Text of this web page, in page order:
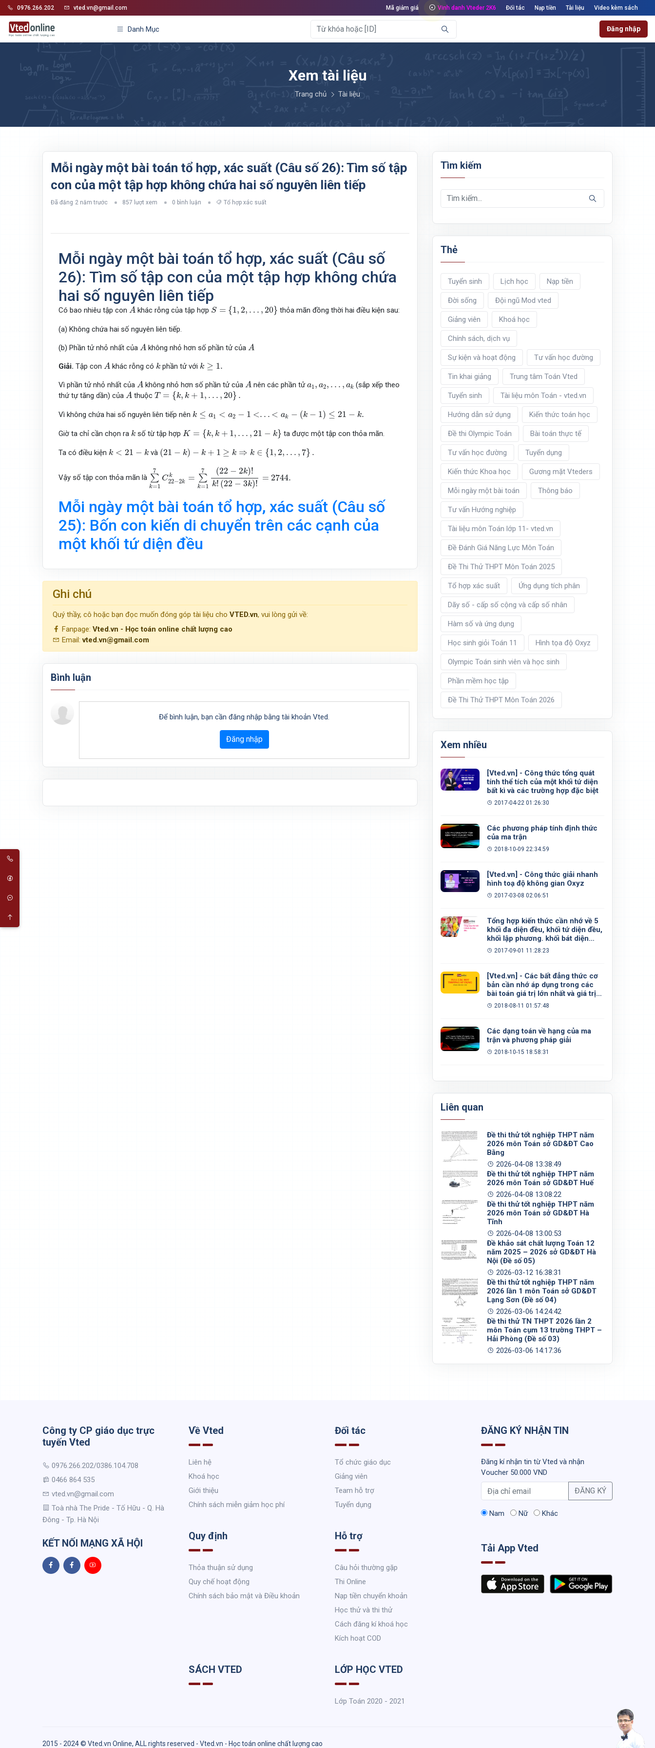
0976.266.202 vted.vn@gmail.com Mã giảm giá Vinh danh Vteder 2K6 Đối tác Nạp tiền Tài liệu Video kèm sách
Danh Mục Đăng nhập
Xem tài liệu
Trang chủ Tài liệu
Mỗi ngày một bài toán tổ hợp, xác suất (Câu số 26): Tìm số tập
con của một tập hợp không chứa hai số nguyên liên tiếp
Đã đăng 2 năm trước 857 lượt xem 0 bình luận Tổ hợp xác suất
Mỗi ngày một bài toán tổ hợp, xác suất (Câu số
26): Tìm số tập con của một tập hợp không chứa
hai số nguyên liên tiếp
Có bao nhiêu tập con A
A khác rỗng của tập hợp S = {1, 2, . . . , 20}
S= ,2 .,20 thỏa mãn đồng thời hai điều kiện sau:
(a) Không chứa hai số nguyên liên tiếp.
(b) Phần tử nhỏ nhất của A
A không nhỏ hơn số phần tử của A
A
Giải. Tập con A
A khác rỗng có k
k phần tử với k ≥ 1.
k ≥1.
Vì phần tử nhỏ nhất của A
A không nhỏ hơn số phần tử của A
A nên các phần tửa1, a2, . . . , ak
a1,a2, k
(sắp xếp theo
thứ tự tăng dần) của A
A thuộc T = {k, k + 1, . . . , 20} .
T={ k+ 1,. ., 20}
Vì không chứa hai số nguyên liên tiếp nên k ≤ a1 < a2 − 1 <. . . < ak − (k − 1) ≤ 21 − k.
k ≤a 1< 2− 1 <a k− 1 ≤ −k.
Giờ ta chỉ cần chọn ra k
k số từ tập hợp K = {k, k + 1, . . . , 21 − k}
K= k+ ,. ,21 ta được một tập con thỏa mãn.
Ta có điều kiện k < 21 − k
k 21− và (21 − k) − k + 1 ≥ k ⇒ k ∈ {1, 2, . . . , 7} .
(21 )−k 1≥ k ⇒ k∈ {1 2 .., 7}
Vậy số tập con thỏa mãn là
7
∑
k=1
Ck
22−2k =
7
∑
k=1
(22 − 2k)!
k! (22 − 3k)!
= 2744.
∑k kk k=1 22−2
Mỗi ngày một bài toán tổ hợp, xác suất (Câu số
25): Bốn con kiến di chuyển trên các cạnh của
một khối tứ diện đều
Ghi chú
Quý thầy, cô hoặc bạn đọc muốn đóng góp tài liệu cho VTED.vn, vui lòng gửi về:
Fanpage: Vted.vn - Học toán online chất lượng cao
Email:vted.vn@gmail.com
Bình luận
Để bình luận, bạn cần đăng nhập bằng tài khoản Vted.
Đăng nhập
Tìm kiếm
Thẻ
Tuyển sinh Lịch học Nạp tiền
Đời sống Đội ngũ Mod vted
Giảng viên Khoá học
Chính sách, dịch vụ
Sự kiện và hoạt động Tư vấn học đường
Tin khai giảng Trung tâm Toán Vted
Tuyển sinh Tài liệu môn Toán - vted.vn
Hướng dẫn sử dụng Kiến thức toán học
Đề thi Olympic Toán Bài toán thực tế
Tư vấn học đường Tuyển dụng
Kiến thức Khoa học Gương mặt Vteders
Mỗi ngày một bài toán Thông báo
Tư vấn Hướng nghiệp
Tài liệu môn Toán lớp 11- vted.vn
Đề Đánh Giá Năng Lực Môn Toán
Đề Thi Thử THPT Môn Toán 2025
Tổ hợp xác suất Ứng dụng tích phân
Dãy số - cấp số cộng và cấp số nhân
Hàm số và ứng dụng
Học sinh giỏi Toán 11 Hình tọa độ Oxyz
Olympic Toán sinh viên và học sinh
Phần mềm học tập
Đề Thi Thử THPT Môn Toán 2026
Xem nhiều
[Vted.vn] - Công thức tổng quát
tính thể tích của một khối tứ diện
bất kì và các trường hợp đặc biệt
2017-04-22 01:26:30
Các phương pháp tính định thức
của ma trận
2018-10-09 22:34:59
[Vted.vn] - Công thức giải nhanh
hình toạ độ không gian Oxyz
2017-03-08 02:06:51
Tổng hợp kiến thức cần nhớ về 5
khối đa diện đều, khối tứ diện đều,
khối lập phương. khối bát diện
đều, khối 12 mặt đều, khối 20 mặt
2017-09-01 11:28:23
[Vted.vn] - Các bất đẳng thức cơ
bản cần nhớ áp dụng trong các
bài toán giá trị lớn nhất và giá trị
nhỏ nhất
2018-08-11 01:57:48
Các dạng toán về hạng của ma
trận và phương pháp giải
2018-10-15 18:58:31
Liên quan
Đề thi thử tốt nghiệp THPT năm
2026 môn Toán sở GD&ĐT Cao
Bằng
2026-04-08 13:38:49
Đề thi thử tốt nghiệp THPT năm
2026 môn Toán sở GD&ĐT Huế
2026-04-08 13:08:22
Đề thi thử tốt nghiệp THPT năm
2026 môn Toán sở GD&ĐT Hà
Tĩnh
2026-04-08 13:00:53
Đề khảo sát chất lượng Toán 12
năm 2025 – 2026 sở GD&ĐT Hà
Nội (Đề số 05)
2026-03-12 16:38:31
Đề thi thử tốt nghiệp THPT năm
2026 lần 1 môn Toán sở GD&ĐT
Lạng Sơn (Đề số 04)
2026-03-06 14:24:42
Đề thi thử TN THPT 2026 lần 2
môn Toán cụm 13 trường THPT –
Hải Phòng (Đề số 03)
2026-03-06 14:17:36
Công ty CP giáo dục trực
tuyến Vted
0976.266.202/0386.104.708
0466 864 535
vted.vn@gmail.com
Toà nhà The Pride - Tố Hữu - Q. Hà
Đông - Tp. Hà Nội
KẾT NỐI MẠNG XÃ HỘI
Về Vted
Liên hệ
Khoá học
Giới thiệu
Chính sách miễn giảm học phí
Đối tác
Tổ chức giáo dục
Giảng viên
Team hỗ trợ
Tuyển dụng
Quy định
Thỏa thuận sử dụng
Quy chế hoạt động
Chính sách bảo mật và Điều khoản
Hỗ trợ
Câu hỏi thường gặp
Thi Online
Nạp tiền chuyển khoản
Học thử và thi thử
Cách đăng kí khoá học
Kích hoạt COD
SÁCH VTED LỚP HỌC VTED
Lớp Toán 2020 - 2021
ĐĂNG KÝ NHẬN TIN
Đăng kí nhận tin từ Vted và nhận
Voucher 50.000 VND
ĐĂNG KÝ
Nam Nữ Khác
Tải App Vted
2015 - 2024 © Vted.vn Online, ALL rights reserved - Vted.vn - Học toán online chất lượng cao